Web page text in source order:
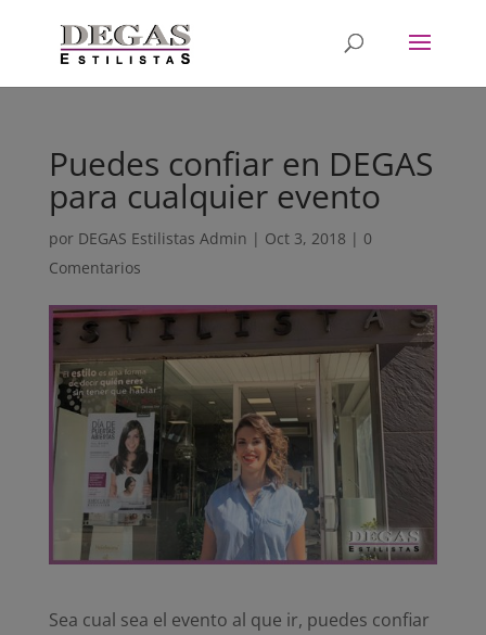
Puedes confiar en DEGAS
para cualquier evento
por DEGAS Estilistas Admin | Oct 3, 2018 | 0
Comentarios
Sea cual sea el evento al que ir, puedes confiar